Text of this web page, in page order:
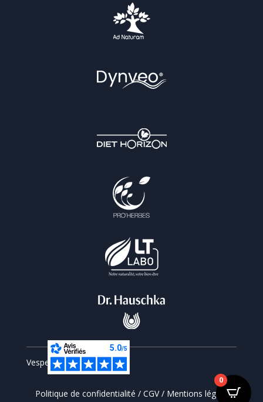
Vesperiart © 2026
Politique de confidentialité /CGV/ Mentions légales/
0